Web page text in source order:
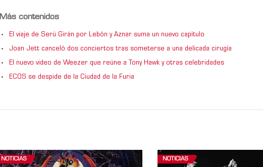
Más contenidos
El viaje de Serú Girán por Lebón y Aznar suma un nuevo capítulo
Joan Jett canceló dos conciertos tras someterse a una delicada cirugía
El nuevo video de Weezer que reúne a Tony Hawk y otras celebridades
ECOS se despide de la Ciudad de la Furia
NOTICIAS NOTICIAS